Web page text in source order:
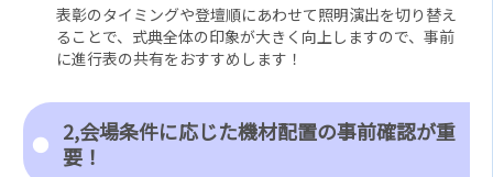
表彰のタイミングや登壇順にあわせて照明演出を切り替え
ることで、式典全体の印象が大きく向上しますので、事前
に進行表の共有をおすすめします！
2,会場条件に応じた機材配置の事前確認が重
要！